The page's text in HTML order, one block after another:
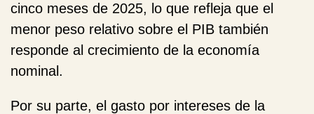
cinco meses de 2025, lo que refleja que el
menor peso relativo sobre el PIB también
responde al crecimiento de la economía
nominal.
Por su parte, el gasto por intereses de la